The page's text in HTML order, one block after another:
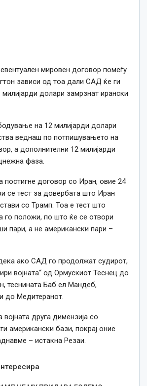
мировен договор помеѓу
зависи од тоа дали САД ќе ги
долари замрзнат ирански
на 12 милијарди долари
веднаш по потпишувањето на
а дополнителни 12 милијарди
фаза.
постигне договор со Иран, овие 24
се тест за довербата што Иран
со Трамп. Тоа е тест што
го положи, по што ќе се отвори
пари, а не американски пари –
ако САД го продолжат судирот,
војната“ од Ормускиот Теснец до
теснината Баб ел Мандеб,
до Медитеранот.
друга димензија со
американски бази, покрај оние
– истакна Резаи.